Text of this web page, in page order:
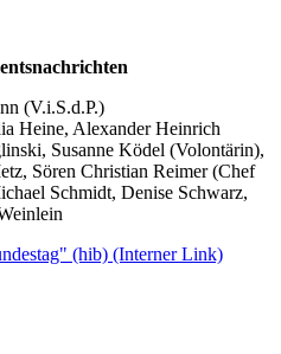
(V.i.S.d.P.)
Heine, Alexander Heinrich
Susanne Ködel (Volontärin),
Sören Christian Reimer (Chef
Schmidt, Denise Schwarz,
(hib) (Interner Link)